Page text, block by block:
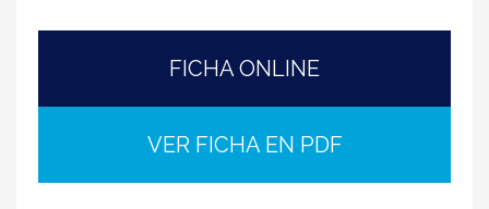
FICHA ONLINE
VER FICHA EN PDF